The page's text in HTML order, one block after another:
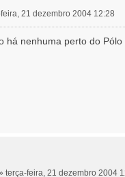
21 dezembro 2004 12:28
há nenhuma perto do
terça-feira, 21 dezembro 2004